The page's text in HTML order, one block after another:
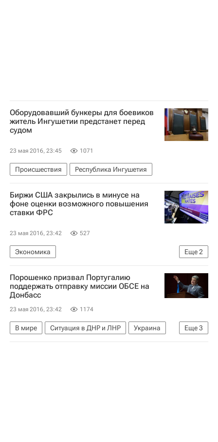
Оборудовавший бункеры для боевиков
житель Ингушетии предстанет перед
судом
23 мая 2016, 23:45 1071
Происшествия Республика Ингушетия
Биржи США закрылись в минусе на
фоне оценки возможного повышения
ставки ФРС
23 мая 2016, 23:42 527
Еще2
Экономика
Ситуация на мировых фондовых рынках в мае 2016
США
Порошенко призвал Португалию
поддержать отправку миссии ОБСЕ на
Донбасс
23 мая 2016, 23:42 1174
Еще3
В мире Ситуация в ДНР и ЛНР
Украина
Португалия
Петр Порошенко ОБСЕ